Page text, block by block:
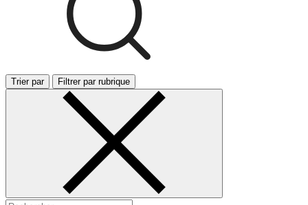
Trier par Filtrer par rubrique